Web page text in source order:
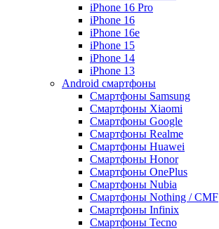
iPhone 16 Pro
iPhone 16
iPhone 16e
iPhone 15
iPhone 14
iPhone 13
Android cмартфоны
Смартфоны Samsung
Смартфоны Xiaomi
Смартфоны Google
Смартфоны Realme
Смартфоны Huawei
Смартфоны Honor
Смартфоны OnePlus
Смартфоны Nubia
Смартфоны Nothing / CMF
Смартфоны Infinix
Смартфоны Tecno